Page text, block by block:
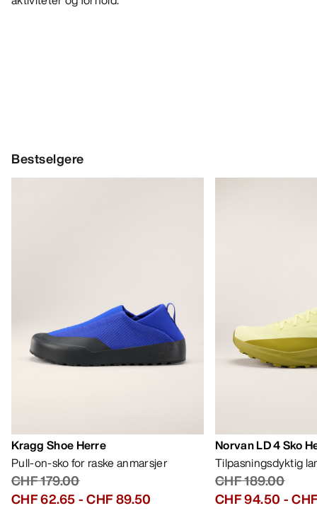
Bestselgere
Kragg Shoe Herre
Pull-on-sko for raske anmarsjer
CHF 179.00
CHF 62.65-CHF 89.50
Norvan LD 4 Sko
Tilpasningsdyktig
CHF 189.00
CHF 94.50 -